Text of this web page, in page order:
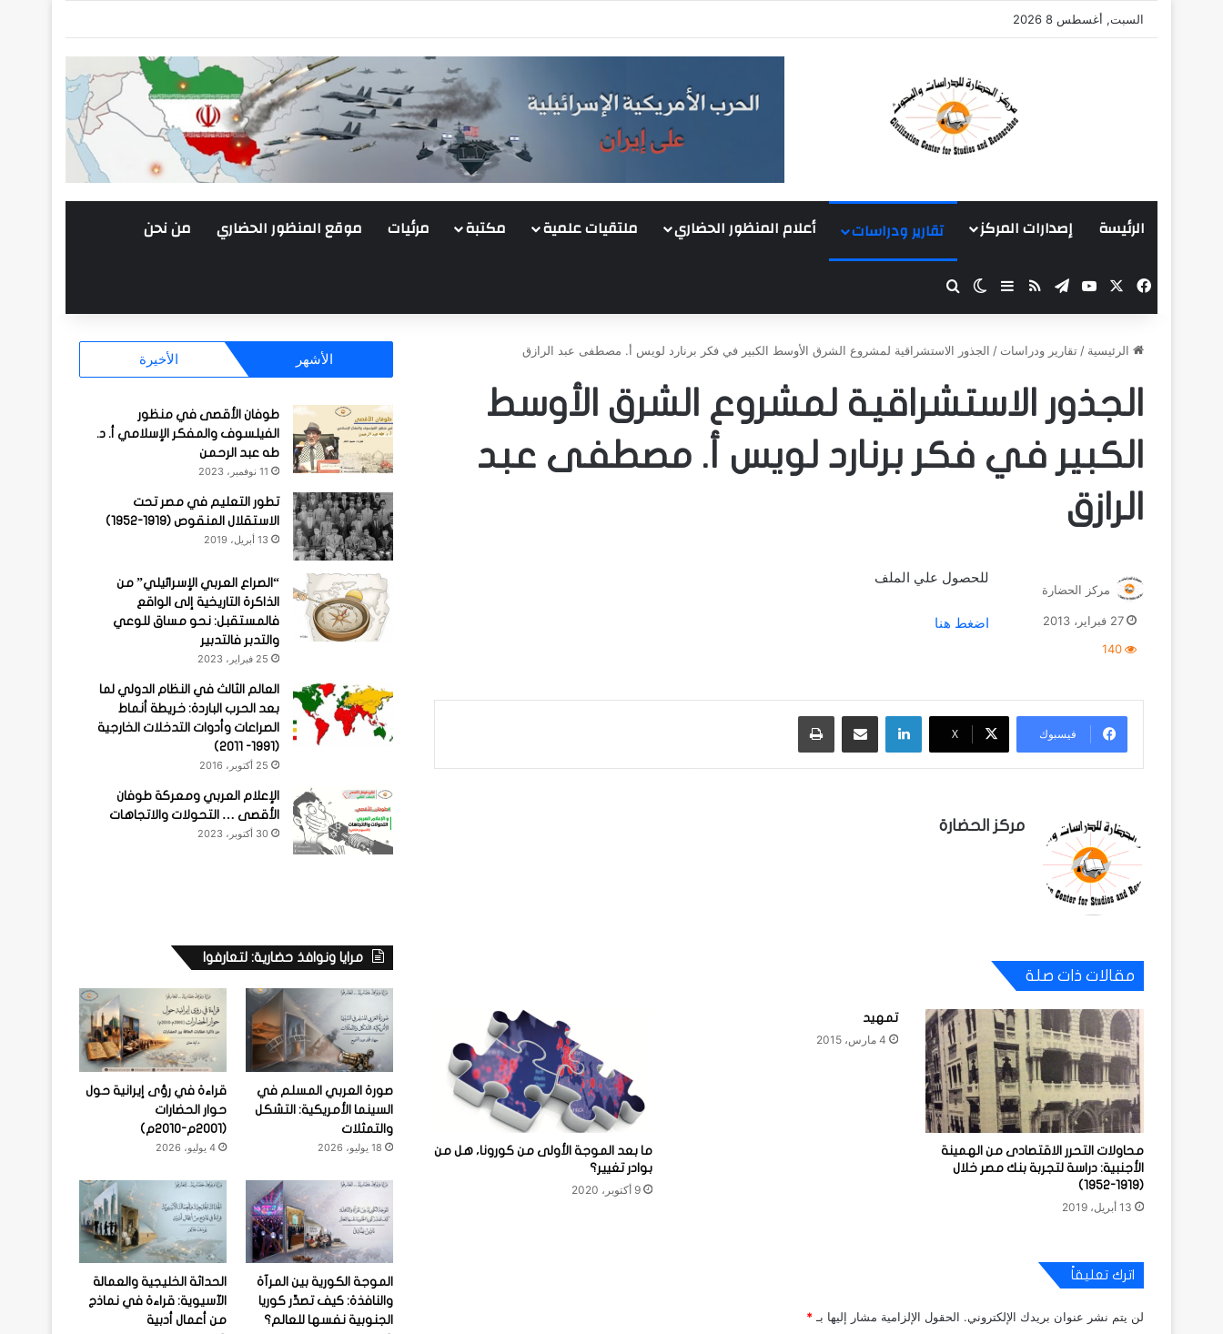
السبت, أغسطس 8 2026
الرئيسة إصدارات المركز تقارير ودراسات أعلام المنظور الحضاري ملتقيات علمية مكتبة مرئيات موقع المنظور الحضاري من نحن
فيسبوك ‫YouTube
تيلقرامملخص الموقع RSS
إضافة عمود جانبي
الوضع المظلم
الرئيسية /تقارير ودراسات / الجذور الاستشراقية لمشروع الشرق الأوسط الكبير في فكر برنارد لويس أ. مصطفى عبد الرازق
الجذور الاستشراقية لمشروع الشرق الأوسط
الكبير في فكر برنارد لويس أ. مصطفى عبد
الرازق
للحصول علي الملف
اضغط هنا
مركز الحضارة
27 فبراير، 2013
140
فيسبوك ‫X
لينكدإن
مركز الحضارة
مقالات ذات صلة
محاولات التحرر الاقتصادى من الهمينة
الأجنبية: دراسة لتجربة بنك مصر خلال
(1919-1952)
13 أبريل، 2019
تمهيد
4 مارس، 2015
ما بعد الموجة الأولى من كورونا، هل من
بوادر تغيير؟
9 أكتوبر، 2020
اترك تعليقاً
لن يتم نشر عنوان بريدك الإلكتروني. الحقول الإلزامية مشار إليها بـ *
الأشهر الأخيرة
طوفان الأقصى في منظور
الفيلسوف والمفكر الإسلامي أ. د.
طه عبد الرحمن
11 نوفمبر، 2023
تطور التعليم في مصر تحت
الاستقلال المنقوص (1919-1952)
13 أبريل، 2019
“الصراع العربي الإسرائيلي” من
الذاكرة التاريخية إلى الواقع
فالمستقبل: نحو مساق للوعي
والتدبر فالتدبير
25 فبراير، 2023
العالم الثالث في النظام الدولي لما
بعد الحرب الباردة: خريطة أنماط
الصراعات وأدوات التدخلات الخارجية
(1991- 2011)
25 أكتوبر، 2016
الإعلام العربي ومعركة طوفان
الأقصى … التحولات والاتجاهات
30 أكتوبر، 2023
مرايا ونوافذ حضارية: لتعارفوا
صورة العربي المسلم في
السينما الأمريكية: التشكل
والتمثلات
18 يوليو، 2026
قراءة في رؤى إيرانية حول
حوار الحضارات
(2001م-2010م)
4 يوليو، 2026
الموجة الكورية بين المرآة
والنافذة: كيف تصدِّر كوريا
الجنوبية نفسها للعالم؟
الحداثة الخليجية والعمالة
الآسيوية: قراءة في نماذج
من أعمال أدبية